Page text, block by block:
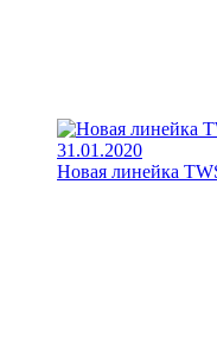
31.01.2020
Новая линейка